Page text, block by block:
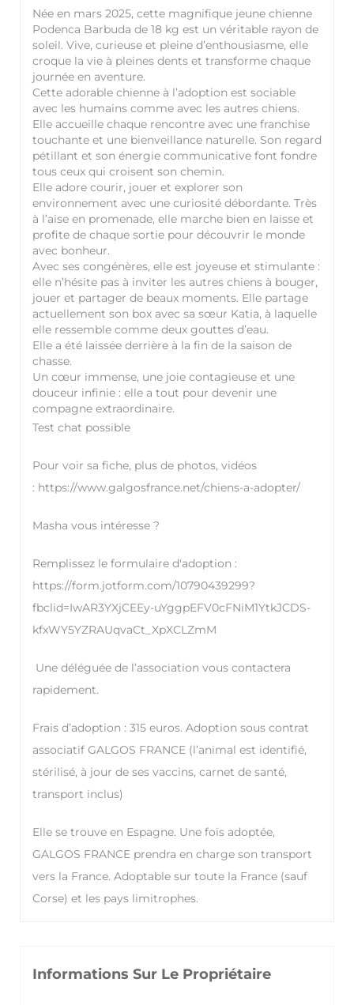
Née en mars 2025, cette magnifique jeune chienne
Podenca Barbuda de 18 kg est un véritable rayon de
soleil. Vive, curieuse et pleine d’enthousiasme, elle
croque la vie à pleines dents et transforme chaque
journée en aventure.
Cette adorable chienne à l’adoption est sociable
avec les humains comme avec les autres chiens.
Elle accueille chaque rencontre avec une franchise
touchante et une bienveillance naturelle. Son regard
pétillant et son énergie communicative font fondre
tous ceux qui croisent son chemin.
Elle adore courir, jouer et explorer son
environnement avec une curiosité débordante. Très
à l’aise en promenade, elle marche bien en laisse et
profite de chaque sortie pour découvrir le monde
avec bonheur.
Avec ses congénères, elle est joyeuse et stimulante :
elle n’hésite pas à inviter les autres chiens à bouger,
jouer et partager de beaux moments. Elle partage
actuellement son box avec sa sœur Katia, à laquelle
elle ressemble comme deux gouttes d’eau.
Elle a été laissée derrière à la fin de la saison de
chasse.
Un cœur immense, une joie contagieuse et une
douceur infinie : elle a tout pour devenir une
compagne extraordinaire.
Test chat possible
Pour voir sa fiche, plus de photos, vidéos
: https://www.galgosfrance.net/chiens-a-adopter/
Masha vous intéresse ?
Remplissez le formulaire d'adoption :
https://form.jotform.com/10790439299?
fbclid=IwAR3YXjCEEy-uYggpEFV0cFNiM1YtkJCDS-
kfxWY5YZRAUqvaCt_XpXCLZmM
Une déléguée de l’association vous contactera
rapidement.
Frais d’adoption : 315 euros. Adoption sous contrat
associatif GALGOS FRANCE (l’animal est identifié,
stérilisé, à jour de ses vaccins, carnet de santé,
transport inclus)
Elle se trouve en Espagne. Une fois adoptée,
GALGOS FRANCE prendra en charge son transport
vers la France. Adoptable sur toute la France (sauf
Corse) et les pays limitrophes.
Informations Sur Le Propriétaire